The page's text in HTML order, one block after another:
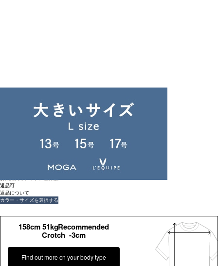
390ポイント還元 (BIGIポイント)
返品可
返品について
カラー・サイズを選択する
158cm 51kgRecommended
Crotch -3cm
Find out more on your body type